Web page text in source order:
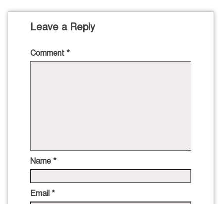
Leave a Reply
Comment *
Name *
Email *